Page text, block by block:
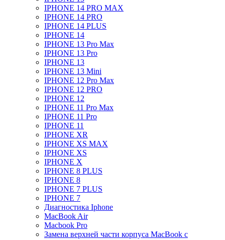
IPHONE 14 PRO MAX
IPHONE 14 PRO
IPHONE 14 PLUS
IPHONE 14
IPHONE 13 Pro Max
IPHONE 13 Pro
IPHONE 13
IPHONE 13 Mini
IPHONE 12 Pro Max
IPHONE 12 PRO
IPHONE 12
IPHONE 11 Pro Max
IPHONE 11 Pro
IPHONE 11
IPHONE XR
IPHONE XS MAX
IPHONE XS
IPHONE X
IPHONE 8 PLUS
IPHONE 8
IPHONE 7 PLUS
IPHONE 7
Диагностика Iphone
MacBook Air
Macbook Pro
Замена верхней части корпуса MacBook с